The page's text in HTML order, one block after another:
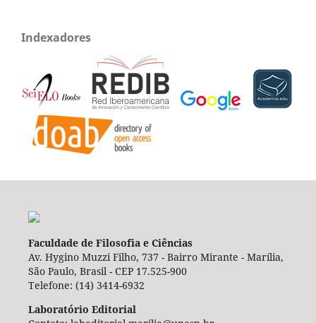
Indexadores
Faculdade de Filosofia e Ciências
Av. Hygino Muzzi Filho, 737 - Bairro Mirante - Marília,
São Paulo, Brasil - CEP 17.525-900
Telefone: (14) 3414-6932
Laboratório Editorial